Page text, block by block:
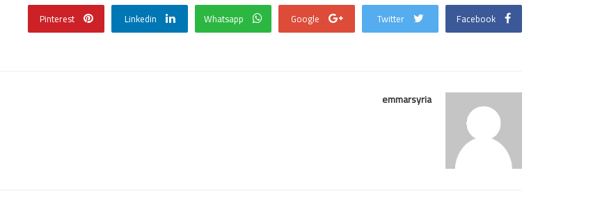
Facebook
Twitter
Google
Whatsapp
Linkedin
Pinterest
emmarsyria